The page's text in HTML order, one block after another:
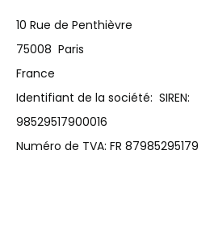
10 Rue de Penthièvre
75008 Paris
France
Identifiant de la société: SIREN:
98529517900016
Numéro de TVA: FR 87985295179